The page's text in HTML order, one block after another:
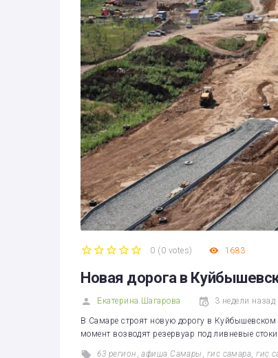
0 ( 0 votes) 1683
Новая дорога в
Екатерина Шагарова 3 недели назад
В Самаре строят новую дорогу в
момент возводят резервуар под ливневые
63 регион ,афиша Самары , гис самара,гис